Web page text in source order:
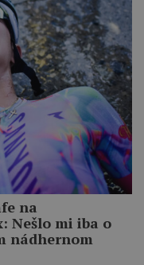
na
Nešlo mi iba o
nádhernom